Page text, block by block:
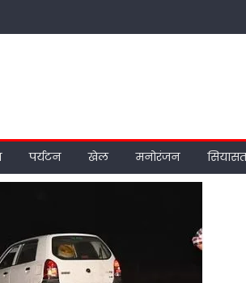
पर्यटन खेल मनोरंजन सियासत